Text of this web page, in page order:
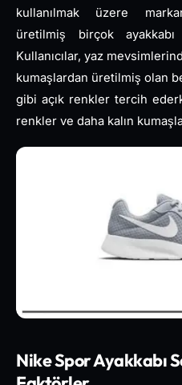
kullanılmak üzere
üretilmiş birçok
Kullanıcılar, yaz
kumaşlardan üretilmiş olan
gibi açık renkler tercih
renkler ve daha kalın
Nike Spor Ayakkabı